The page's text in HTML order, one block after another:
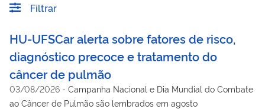
Filtrar
HU-UFSCar alerta sobre fatores de risco,
diagnóstico precoce e tratamento do
câncer de pulmão
03/08/2026 - Campanha Nacional e Dia Mundial do Combate
ao Câncer de Pulmão são lembrados em agosto